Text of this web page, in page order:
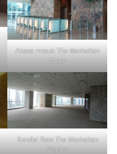
Akses masuk The Manhattan
Sqare
Kondisi Bare The Manhattan
Square